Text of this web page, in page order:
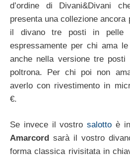
d’ordine di Divani&Divani
presenta una collezione
il divano tre posti in pelle
espressamente per chi ama
anche nella versione tre
poltrona. Per chi poi non
averlo con rivestimento in
€.
Se invece il vostro salotto è
Amarcord sarà il vostro
forma classica rivisitata in